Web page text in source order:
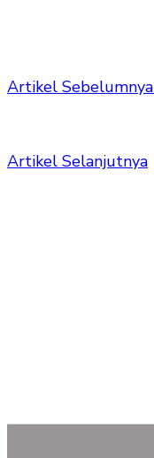
Artikel Sebelumnya
Artikel Selanjutnya